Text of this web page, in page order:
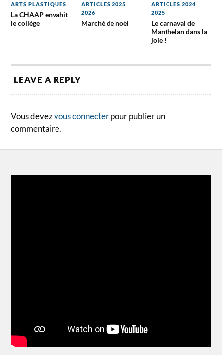
ARTS PLASTIQUES
La CHAAP envahit
le collège
ARTICLES 2025
2026
Marché de noël
ARTICLES 2024
2025
Le carnaval de
Manthelan dans la
joie !
LEAVE A REPLY
Vous devezvous connecterpour publier un
commentaire.